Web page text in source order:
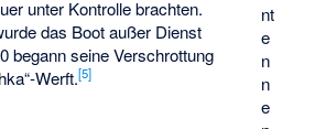
nt
e
n
n
e
unter Kontrolle brachten.
das Boot außer Dienst
begann seine Verschrottung
Werft.[5]